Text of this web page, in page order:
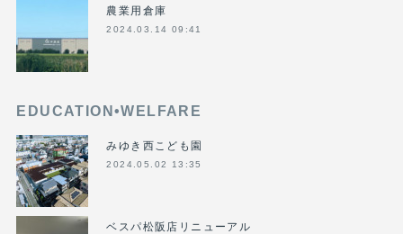
農業用倉庫
2024.03.14 09:41
EDUCATION•WELFARE
みゆき西こども園
2024.05.02 13:35
ベスパ松阪店リニューアル